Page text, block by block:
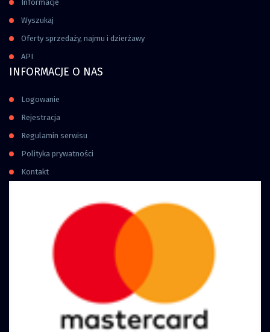
Informacje
Wyszukaj
Oferty sprzedaży, najmu i dzierżawy
API
INFORMACJE O NAS
Logowanie
Rejestracja
Regulamin serwisu
Polityka prywatności
Kontakt